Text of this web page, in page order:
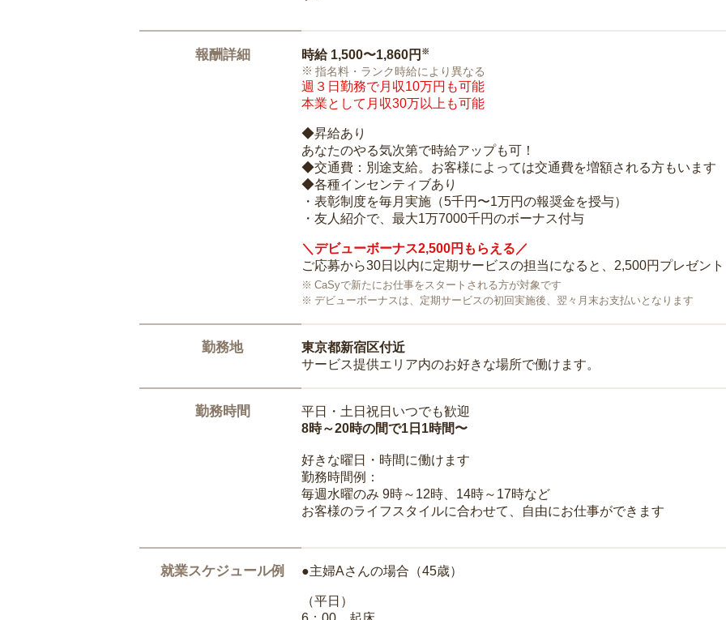
報酬詳細 時給 1,500〜1,860円 ※
指名料・ランク時給により異なる
週３日勤務で月収10万円も可能
本業として月収30万以上も可能
◆昇給あり
あなたのやる気次第で時給アップも可！
◆交通費：別途支給。お客様によっては交通費を増額される方もいます
◆各種インセンティブあり
・表彰制度を毎月実施（5千円〜1万円の報奨金を授与）
・友人紹介で、最大1万7000千円のボーナス付与
＼デビューボーナス2,500円もらえる／
ご応募から30日以内に定期サービスの担当になると、2,500円プレゼント
CaSyで新たにお仕事をスタートされる方が対象です
デビューボーナスは、定期サービスの初回実施後、翌々月末お支払いとなります
勤務地
東京都新宿区付近
サービス提供エリア内のお好きな場所で働けます。
勤務時間
平日・土日祝日いつでも歓迎
8時～20時の間で1日1時間〜
好きな曜日・時間に働けます
勤務時間例：
毎週水曜のみ 9時～12時、14時～17時など
お客様のライフスタイルに合わせて、自由にお仕事ができます
就業スケジュール例 ●主婦Aさんの場合（45歳）
（平日）